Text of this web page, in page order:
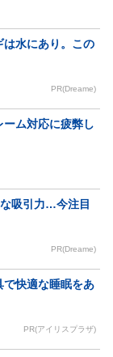
は水にあり。この
PR(Dreame)
ーム対応に疲弊し
吸引力…今注目
PR(Dreame)
で快適な睡眠をあ
PR(アイリスプラザ)